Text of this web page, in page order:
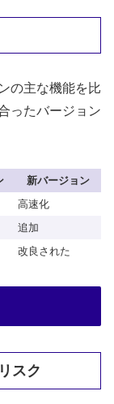
の主な機能を比
ったバージョン
新バージョン
高速化
追加
改良された
スク